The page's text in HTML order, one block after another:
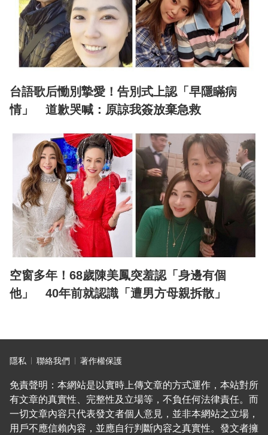
台語歌后慟別摯愛！告別式上認「早隱瞞病
情」 道歉哭喊：原諒我簽放棄急救
空窗多年！68歲陳美鳳突羞認「身邊有個
他」 40年前就認識「遭男方母親拆散」
隱私 聯絡我們 著作權保護
免責聲明：本網站是以實時上傳文章的方式運作，本站對所
有文章的真實性、完整性及立場等，不負任何法律責任。而
一切文章內容只代表發文者個人意見，並非本網站之立場，
用戶不應信賴內容，並應自行判斷內容之真實性。發文者擁